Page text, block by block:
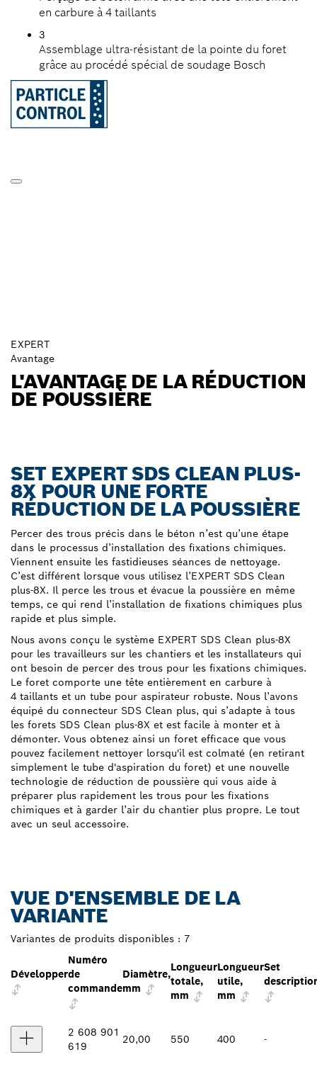
en carbure à 4 taillants
3
Assemblage ultra-résistant de la pointe du foret
grâce au procédé spécial de soudage Bosch
EXPERT
Avantage
L'AVANTAGE DE LA RÉDUCTION
DE POUSSIÈRE
SET EXPERT SDS CLEAN PLUS-
8X POUR UNE FORTE
RÉDUCTION DE LA POUSSIÈRE
Percer des trous précis dans le béton n’est qu’une étape
dans le processus d’installation des fixations chimiques.
Viennent ensuite les fastidieuses séances de nettoyage.
C’est différent lorsque vous utilisez l’EXPERT SDS Clean
plus-8X. Il perce les trous et évacue la poussière en même
temps, ce qui rend l’installation de fixations chimiques plus
rapide et plus simple.
Nous avons conçu le système EXPERT SDS Clean plus-8X
pour les travailleurs sur les chantiers et les installateurs qui
ont besoin de percer des trous pour les fixations chimiques.
Le foret comporte une tête entièrement en carbure à
4 taillants et un tube pour aspirateur robuste. Nous l’avons
équipé du connecteur SDS Clean plus, qui s’adapte à tous
les forets SDS Clean plus-8X et est facile à monter et à
démonter. Vous obtenez ainsi un foret efficace que vous
pouvez facilement nettoyer lorsqu'il est colmaté (en retirant
simplement le tube d'aspiration du foret) et une nouvelle
technologie de réduction de poussière qui vous aide à
préparer plus rapidement les trous pour les fixations
chimiques et à garder l’air du chantier plus propre. Le tout
avec un seul accessoire.
VUE D'ENSEMBLE DE LA
VARIANTE
Variantes de produits disponibles : 7
Développer
Numéro
de
commande
Diamètre,
mm
Longueur
totale,
mm
Longueur
utile,
mm
Set
2 608 901
619
20,00 550 400 -